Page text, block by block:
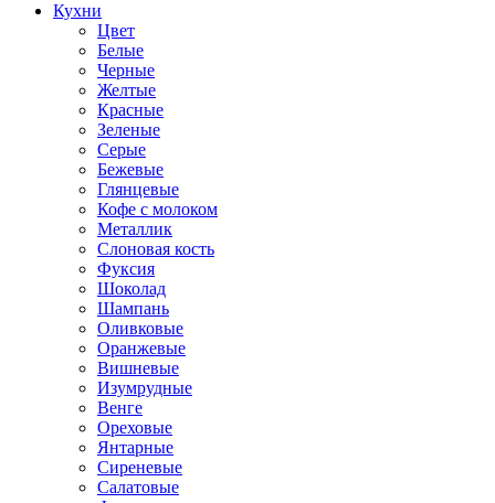
Кухни
Цвет
Белые
Черные
Желтые
Красные
Зеленые
Серые
Бежевые
Глянцевые
Кофе с молоком
Металлик
Слоновая кость
Фуксия
Шоколад
Шампань
Оливковые
Оранжевые
Вишневые
Изумрудные
Венге
Ореховые
Янтарные
Сиреневые
Салатовые